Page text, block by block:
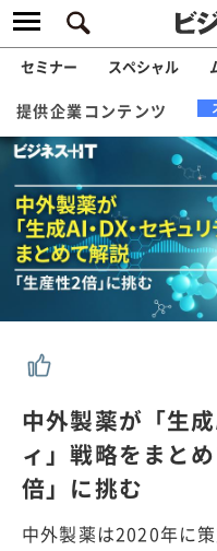
セミナー スペシャル
提供企業コンテンツ
中外製薬が「生
ィ」戦略をまと
倍」に挑む
中外製薬は2020年に